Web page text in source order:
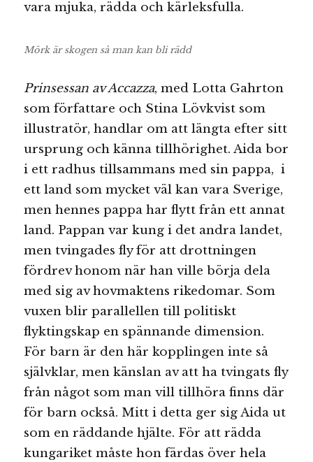
vara mjuka, rädda och kärleksfulla.
Mörk är skogen så man kan bli rädd
Prinsessan av Accazza, med Lotta Gahrton
som författare och Stina Lövkvist som
illustratör, handlar om att längta efter sitt
ursprung och känna tillhörighet. Aida bor
i ett radhus tillsammans med sin pappa, i
ett land som mycket väl kan vara Sverige,
men hennes pappa har flytt från ett annat
land. Pappan var kung i det andra landet,
men tvingades fly för att drottningen
fördrev honom när han ville börja dela
med sig av hovmaktens rikedomar. Som
vuxen blir parallellen till politiskt
flyktingskap en spännande dimension.
För barn är den här kopplingen inte så
självklar, men känslan av att ha tvingats fly
från något som man vill tillhöra finns där
för barn också. Mitt i detta ger sig Aida ut
som en räddande hjälte. För att rädda
kungariket måste hon färdas över hela